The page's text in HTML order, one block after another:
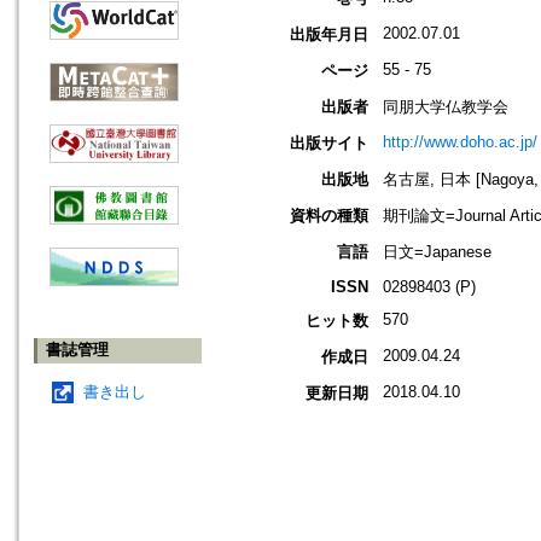
書誌管理
書き出し
出版年月日 2002.07.01
ページ 55 - 75
出版者
同朋大学仏教学会
出版サイト
http://www.doho.ac.jp/
出版地
名古屋, 日本
資料の種類
期刊論文=Journal
言語
日文=Japanese
ISSN
02898403 (P)
ヒット数
570
作成日 2009.04.24
更新日期 2018.04.10